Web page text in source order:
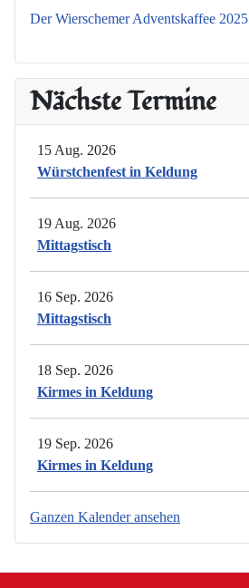
Der Wierschemer Adventskaffee 2025
Nächste Termine
15 Aug. 2026
Würstchenfest in Keldung
19 Aug. 2026
Mittagstisch
16 Sep. 2026
Mittagstisch
18 Sep. 2026
Kirmes in Keldung
19 Sep. 2026
Kirmes in Keldung
Ganzen Kalender ansehen